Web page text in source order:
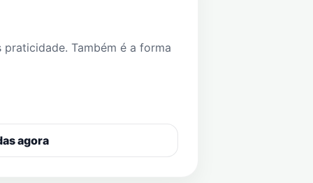
Também é a forma
agora